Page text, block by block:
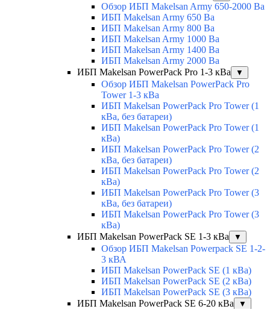
Обзор ИБП Makelsan Army 650-2000 Ва
ИБП Makelsan Army 650 Ва
ИБП Makelsan Army 800 Ва
ИБП Makelsan Army 1000 Ва
ИБП Makelsan Army 1400 Ва
ИБП Makelsan Army 2000 Ва
ИБП Makelsan PowerPack Pro 1-3 кВа
▼
Обзор ИБП Makelsan PowerPack Pro
Tower 1-3 кВа
ИБП Makelsan PowerPack Pro Tower (1
кВа, без батареи)
ИБП Makelsan PowerPack Pro Tower (1
кВа)
ИБП Makelsan PowerPack Pro Tower (2
кВа, без батареи)
ИБП Makelsan PowerPack Pro Tower (2
кВа)
ИБП Makelsan PowerPack Pro Tower (3
кВа, без батареи)
ИБП Makelsan PowerPack Pro Tower (3
кВа)
ИБП Makelsan PowerPack SE 1-3 кВа
▼
Обзор ИБП Makelsan Powerpack SE 1-2-
3 кВА
ИБП Makelsan PowerPack SE (1 кВа)
ИБП Makelsan PowerPack SE (2 кВа)
ИБП Makelsan PowerPack SE (3 кВа)
ИБП Makelsan PowerPack SE 6-20 кВа
▼